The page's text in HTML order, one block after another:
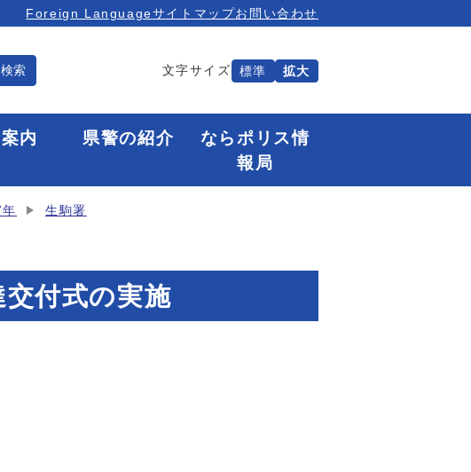
Foreign Languageサイトマップお問い合わせ
検索 文字サイズ 標準 拡大
内 県警の紹介
ならポリス情
報局
生駒署
交付式の実施